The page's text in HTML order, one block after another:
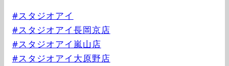
#スタジオアイ
#スタジオアイ長岡京店
#スタジオアイ嵐山店
#スタジオアイ大原野店